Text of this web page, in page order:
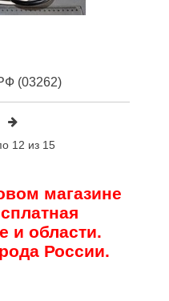
(03262)
12 из 15
магазине
и области.
России.